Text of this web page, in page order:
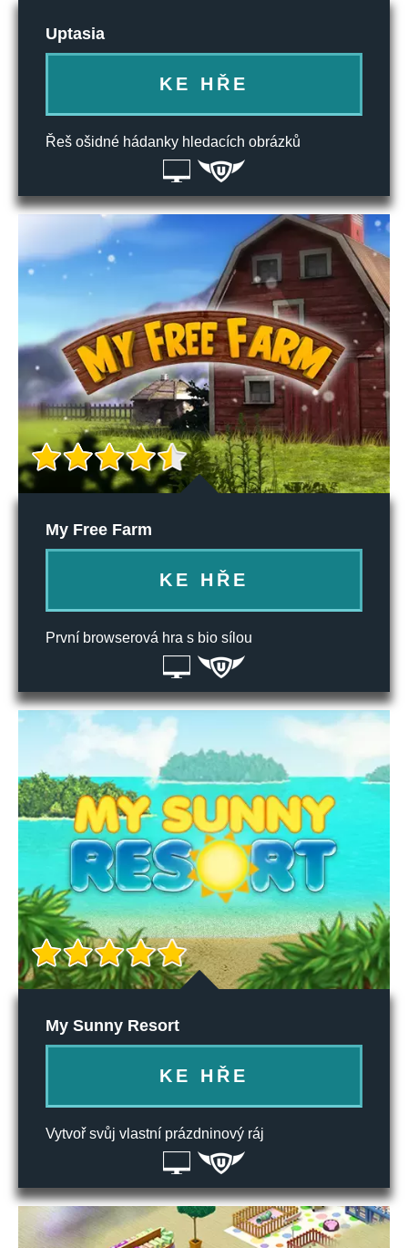
Uptasia
KE HŘE
Řeš ošidné hádanky hledacích obrázků
My Free Farm
KE HŘE
První browserová hra s bio sílou
My Sunny Resort
KE HŘE
Vytvoř svůj vlastní prázdninový ráj